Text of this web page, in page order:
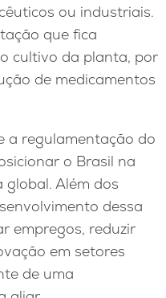
ou industriais.
que fica
cultivo da planta, por
de medicamentos
a regulamentação do
o Brasil na
Além dos
dessa
empregos, reduzir
em setores
de uma